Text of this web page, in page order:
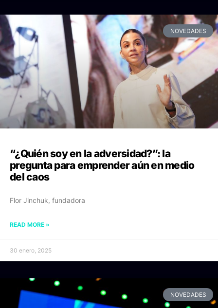
NOVEDADES
“¿Quién soy en la adversidad?”: la
pregunta para emprender aún en medio
del caos
Flor Jinchuk, fundadora
READ MORE »
30 enero, 2025
NOVEDADES